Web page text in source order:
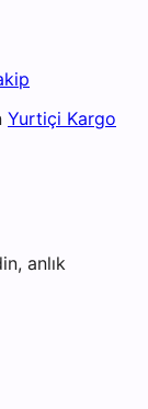
Yurtiçi Kargo
anlık